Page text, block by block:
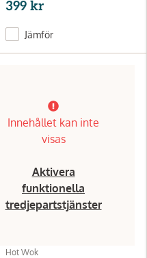
399 kr
Jämför
Innehållet kan inte
visas
Aktivera
funktionella
tredjepartstjänster
Hot Wok